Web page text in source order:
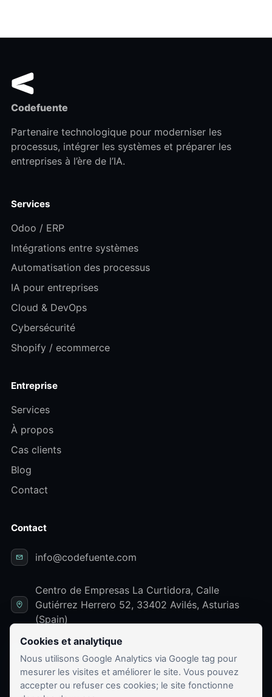
Codefuente
Partenaire technologique pour moderniser les
processus, intégrer les systèmes et préparer les
entreprises à l’ère de l’IA.
Services
Odoo / ERP
Intégrations entre systèmes
Automatisation des processus
IA pour entreprises
Cloud & DevOps
Cybersécurité
Shopify / ecommerce
Entreprise
Services
À propos
Cas clients
Blog
Contact
Contact
info@codefuente.com
Centro de Empresas La Curtidora, Calle
Gutiérrez Herrero 52, 33402 Avilés, Asturias
(Spain)
Cookies et analytique
Nous utilisons Google Analytics via Google tag pour
mesurer les visites et améliorer le site. Vous pouvez
accepter ou refuser ces cookies; le site fonctionne